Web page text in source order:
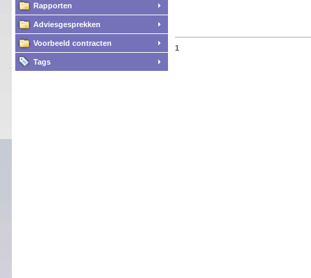
Rapporten
Adviesgesprekken
Voorbeeld contracten
Tags
1